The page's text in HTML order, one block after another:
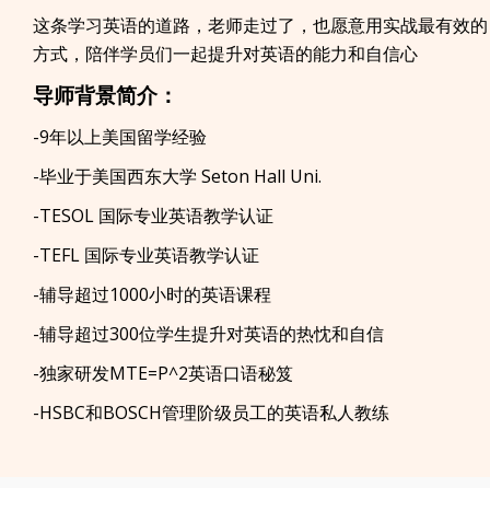
这条学习英语的道路，老师走过了，也愿意用实战最有效的
方式，陪伴学员们一起提升对英语的能力和自信心
导师背景简介：
-9年以上美国留学经验
-毕业于美国西东大学 Seton Hall Uni.
-TESOL 国际专业英语教学认证
-TEFL 国际专业英语教学认证
-辅导超过1000小时的英语课程
-辅导超过300位学生提升对英语的热忱和自信
-独家研发MTE=P^2英语口语秘笈
-HSBC和BOSCH管理阶级员工的英语私人教练